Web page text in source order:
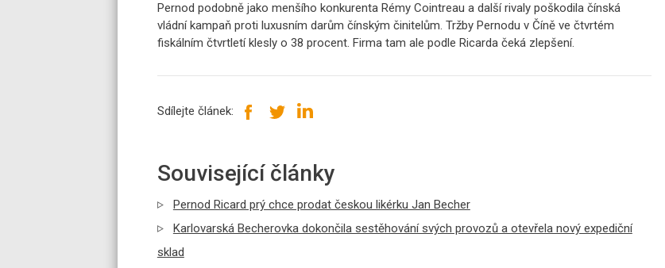
Pernod podobně jako menšího konkurenta Rémy Cointreau a další rivaly poškodila čínská
vládní kampaň proti luxusním darům čínským činitelům. Tržby Pernodu v Číně ve čtvrtém
fiskálním čtvrtletí klesly o 38 procent. Firma tam ale podle Ricarda čeká zlepšení.
Sdílejte článek:
Související články
Pernod Ricard prý chce prodat českou likérku Jan Becher
Karlovarská Becherovka dokončila sestěhování svých provozů a otevřela nový expediční
sklad